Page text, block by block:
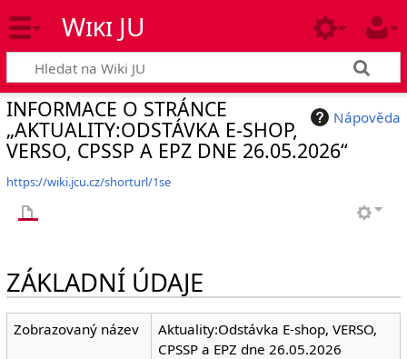
Wiki JU
Nápověda
INFORMACE O STRÁNCE
„AKTUALITY:ODSTÁVKA E-SHOP,
VERSO, CPSSP A EPZ DNE 26.05.2026“
https://wiki.jcu.cz/shorturl/1se
ZÁKLADNÍ ÚDAJE
Zobrazovaný název
Aktuality:Odstávka E-shop, VERSO,
CPSSP a EPZ dne 26.05.2026